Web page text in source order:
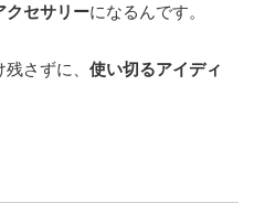
クセサリーになるんです。
残さずに、使い切るアイディ